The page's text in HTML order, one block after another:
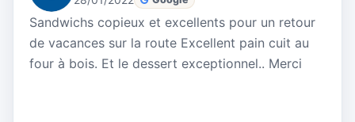
Sandwichs copieux et excellents pour un retour
de vacances sur la route Excellent pain cuit au
four à bois. Et le dessert exceptionnel.. Merci